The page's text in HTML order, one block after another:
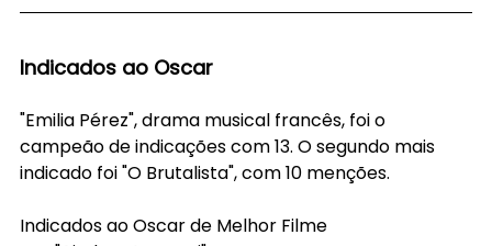
Indicados ao Oscar
"Emilia Pérez", drama musical francês, foi o
campeão de indicações com 13. O segundo mais
indicado foi "O Brutalista", com 10 menções.
Indicados ao Oscar de Melhor Filme